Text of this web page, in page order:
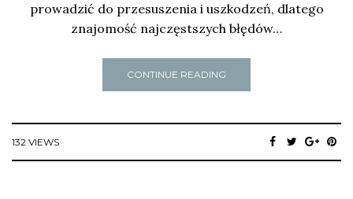
prowadzić do przesuszenia i uszkodzeń, dlatego
znajomość najczęstszych błędów…
CONTINUE READING
132 VIEWS